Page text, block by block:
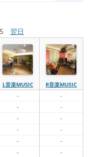
翌日
L音楽MUSIC
R音楽MUSIC
- -
- -
- -
- -
- -
- -